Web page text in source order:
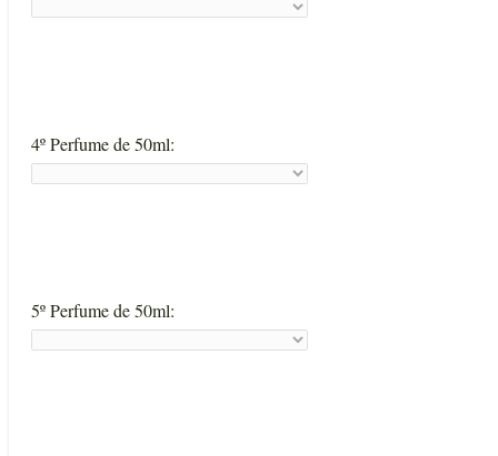
4º Perfume de 50ml:
5º Perfume de 50ml: